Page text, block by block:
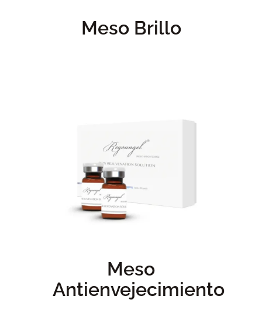
Meso Brillo
Meso
Antienvejecimiento